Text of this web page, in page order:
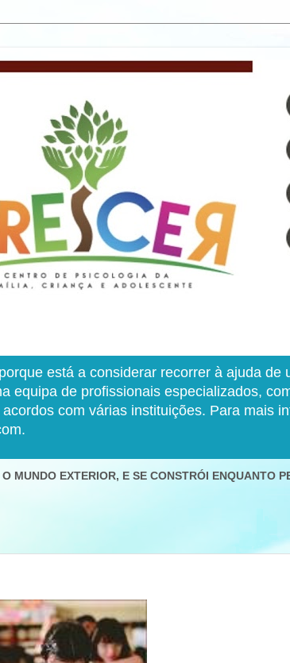
está a considerar recorrer à ajuda de
equipa de profissionais especializados,
com várias instituições. Para mais
MUNDO EXTERIOR, E SE CONSTRÓI ENQUANTO